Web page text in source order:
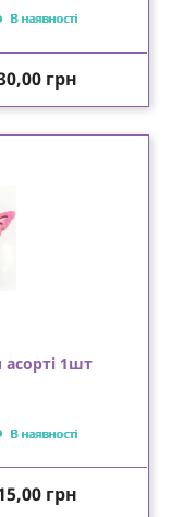
В наявності
грн
1шт
В наявності
грн